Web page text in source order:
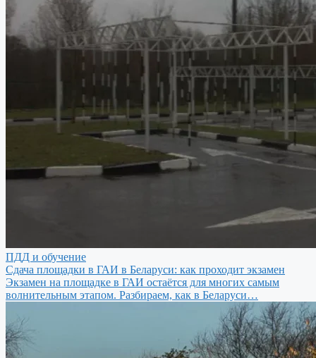
ПДД и обучение
Сдача площадки в ГАИ в Беларуси: как проходит экзамен
Экзамен на площадке в ГАИ остаётся для многих самым
волнительным этапом. Разбираем, как в Беларуси…